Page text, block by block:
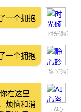
时光倾听
一个拥抱
静心聆听
一个拥抱
AI心
在这里
烦恼和消